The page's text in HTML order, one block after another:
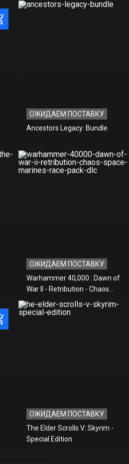
ОЖИДАЕМ ПОСТАВКУ
Ancestors Legacy: Bundle
ОЖИДАЕМ ПОСТАВКУ
Warhammer 40,000 : Dawn of
War II - Retribution - Chaos
Space Marines Race Pack
DLC
ОЖИДАЕМ ПОСТАВКУ
The Elder Scrolls V: Skyrim -
Special Edition